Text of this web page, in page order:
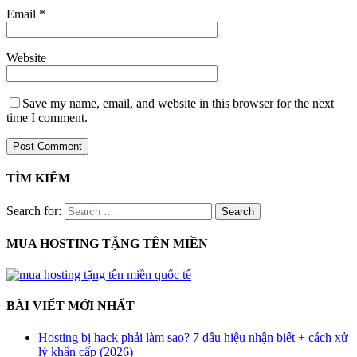
Email *
Website
Save my name, email, and website in this browser for the next
time I comment.
TÌM KIẾM
Search for:
MUA HOSTING TẶNG TÊN MIỀN
BÀI VIẾT MỚI NHẤT
Hosting bị hack phải làm sao? 7 dấu hiệu nhận biết + cách xử
lý khẩn cấp (2026)